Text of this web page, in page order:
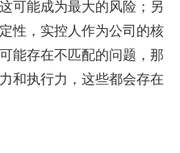
可能成为最大的风险；另
性，实控人作为公司的核
能存在不匹配的问题，那
和执行力，这些都会存在